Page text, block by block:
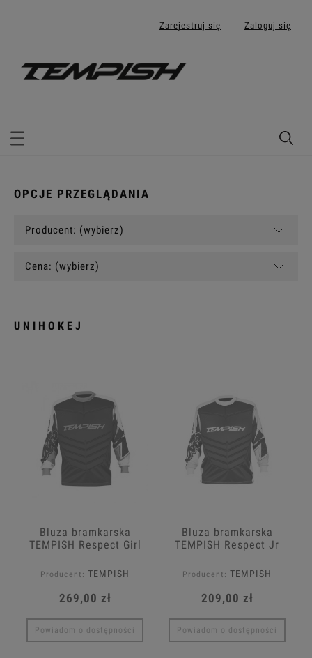
Zarejestruj się Zaloguj się
OPCJE PRZEGLĄDANIA
Producent: (wybierz)
Cena: (wybierz)
UNIHOKEJ
Bluza bramkarska
TEMPISH Respect Girl
Producent: TEMPISH
269,00 zł
Powiadom o dostępności
Bluza bramkarska
TEMPISH Respect Jr
Producent: TEMPISH
209,00 zł
Powiadom o dostępności